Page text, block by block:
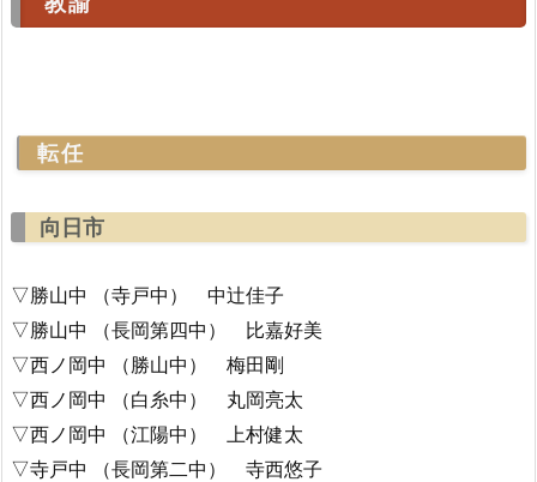
転任
向日市
▽勝山中 （寺戸中） 中辻佳子
▽勝山中 （長岡第四中） 比嘉好美
▽西ノ岡中 （勝山中） 梅田剛
▽西ノ岡中 （白糸中） 丸岡亮太
▽西ノ岡中 （江陽中） 上村健太
▽寺戸中 （長岡第二中） 寺西悠子